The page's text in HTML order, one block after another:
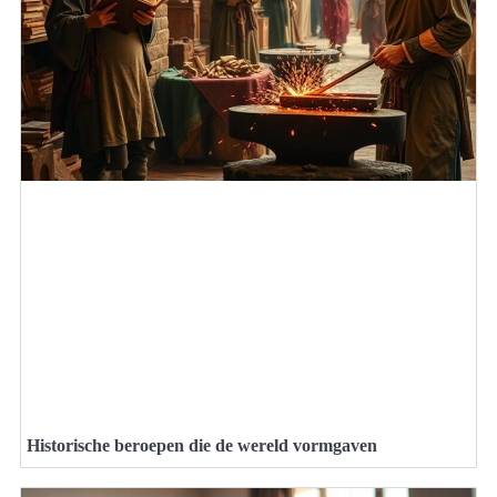
Historische beroepen die de wereld vormgaven